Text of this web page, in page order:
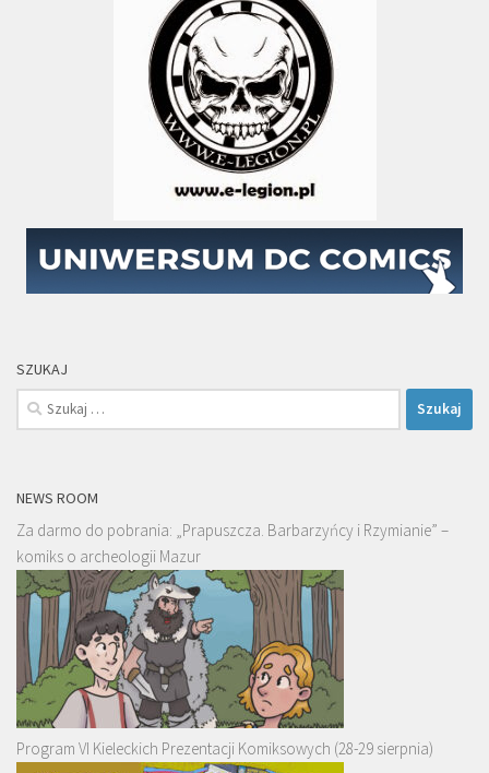
SZUKAJ
Szukaj:
NEWS ROOM
Za darmo do pobrania: „Prapuszcza. Barbarzyńcy i Rzymianie” –
komiks o archeologii Mazur
Program VI Kieleckich Prezentacji Komiksowych (28-29 sierpnia)